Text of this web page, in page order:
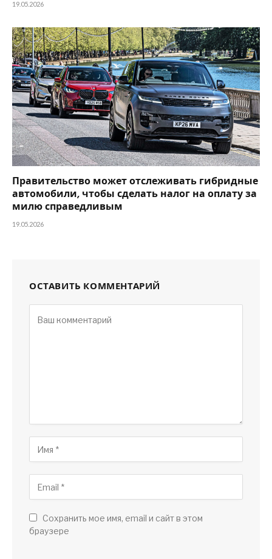
19.05.2026
Правительство может отслеживать гибридные
автомобили, чтобы сделать налог на оплату за
милю справедливым
19.05.2026
ОСТАВИТЬ КОММЕНТАРИЙ
Сохранить мое имя, email и сайт в этом
браузере